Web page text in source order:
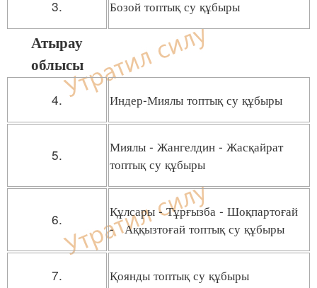
3. Бозой топтық су құбыры
Атырау
облысы
4. Индер-Миялы топтық су құбыры
5.
Миялы - Жангелдин - Жасқайрат
топтық су құбыры
6.
Құлсары - Тұрғызба - Шоқпартоғай
- Аққызтоғай топтық су құбыры
7. Қоянды топтық су құбыры